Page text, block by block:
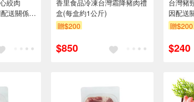
絞肉
送關係實
香里食品冷凍台灣霜降豬肉禮
盒(每盒約1公斤)
贈$200
$850
台灣豬
因配送
3天
贈$200
$240